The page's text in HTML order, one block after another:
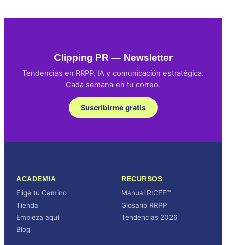
Clipping PR — Newsletter
Tendencias en RRPP, IA y comunicación estratégica.
Cada semana en tu correo.
Suscribirme gratis
ACADEMIA
Elige tu Camino
Tienda
Empieza aquí
Blog
RECURSOS
Manual RICFE™
Glosario RRPP
Tendencias 2026